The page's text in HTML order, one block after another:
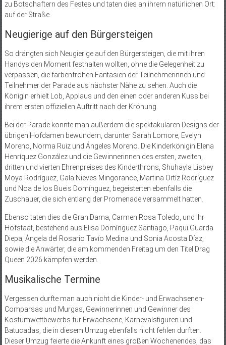
zu Botschaftern des Festes und taten dies an ihrem natürlichen Ort:
auf der Straße.
Neugierige auf den Bürgersteigen
So drängten sich Neugierige auf den Bürgersteigen, die mit ihren
Handys den Moment festhalten wollten, ohne die Gelegenheit zu
verpassen, die farbenfrohen Fantasien der Teilnehmerinnen und
Teilnehmer der Parade aus nächster Nähe zu sehen. Auch die
Königin erhielt Lob, Applaus und den einen oder anderen Kuss bei
ihrem ersten offiziellen Auftritt nach der Krönung.
Bei der Parade konnte man außerdem die spektakulären Designs der
übrigen Hofdamen bewundern, darunter Sarah Lomore, Evelyn
Moreno, Norma Ruiz und Ángeles Moreno. Die Kinderkönigin Elena
Henríquez González und die Gewinnerinnen des ersten, zweiten,
dritten und vierten Ehrenpreises des Kinderthrons, Shuhayla Lisbey
Moya Rodríguez, Gala Nieves Mingorance, Martina Ortíz Rodríguez
und Noa de los Bueis Domínguez, begeisterten ebenfalls die
Zuschauer, die sich entlang der Promenade versammelt hatten.
Ebenso taten dies die Gran Dama, Carmen Rosa Toledo, und ihr
Hofstaat, bestehend aus Elisa Domínguez Santiago, Paqui Guarda
Diepa, Ángela del Rosario Tavío Medina und Sonia Acosta Díaz,
sowie die Anwärter, die am kommenden Freitag um den Titel Drag
Queen 2026 kämpfen werden.
Musikalische Termine
Vergessen durfte man auch nicht die Kinder- und Erwachsenen-
Comparsas und Murgas, Gewinnerinnen und Gewinner des
Kostümwettbewerbs für Erwachsene, Karnevalsfiguren und
Batucadas, die in diesem Umzug ebenfalls nicht fehlen durften.
Dieser Umzug feierte die Ankunft eines großen Wochenendes, das